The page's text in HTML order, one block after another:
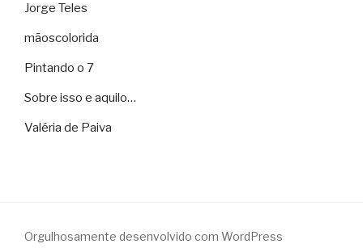
Jorge Teles
mãoscolorida
Pintando o 7
Sobre isso e aquilo…
Valéria de Paiva
Orgulhosamente desenvolvido com WordPress